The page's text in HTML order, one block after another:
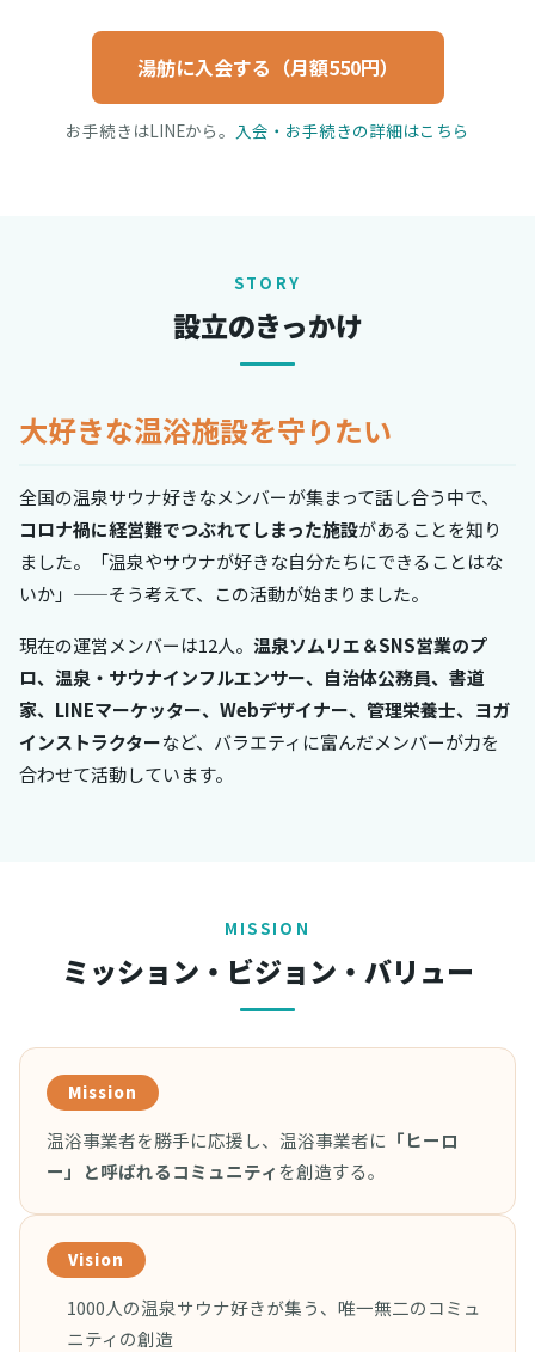
湯舫に入会する（月額550円）
お手続きはLINEから。 入会・お手続きの詳細はこちら
STORY
設立のきっかけ
大好きな温浴施設を守りたい
全国の温泉サウナ好きなメンバーが集まって話し合う中で、
コロナ禍に経営難でつぶれてしまった施設があることを知り
ました。「温泉やサウナが好きな自分たちにできることはな
いか」——そう考えて、この活動が始まりました。
現在の運営メンバーは12人。 温泉ソムリエ＆SNS営業のプ
ロ、温泉・サウナインフルエンサー、自治体公務員、書道
家、LINEマーケッター、Webデザイナー、管理栄養士、ヨガ
インストラクターなど、バラエティに富んだメンバーが力を
合わせて活動しています。
MISSION
ミッション・ビジョン・バリュー
Mission
温浴事業者を勝手に応援し、温浴事業者に 「ヒーロ
ー」と呼ばれるコミュニティ を創造する。
Vision
1000人の温泉サウナ好きが集う、唯一無二のコミュ
ニティの創造